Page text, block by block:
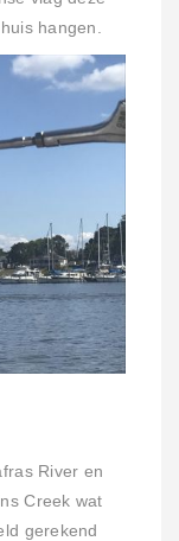
hangen.
River en
Creek wat
gerekend